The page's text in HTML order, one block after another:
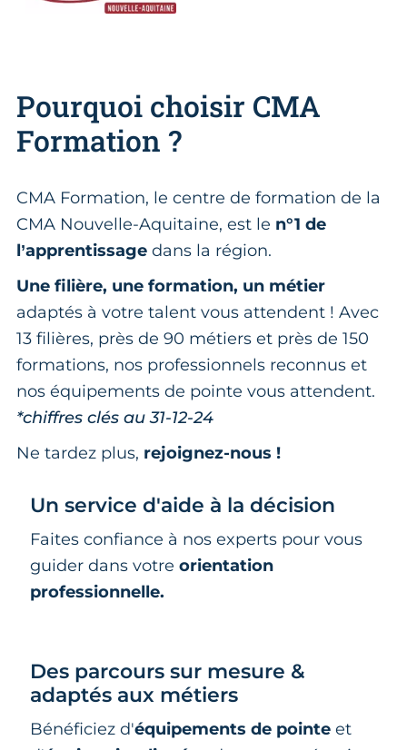
Pourquoi choisir CMA
Formation ?
CMA Formation, le centre de formation de la
CMA Nouvelle-Aquitaine, est le n°1 de
l’apprentissage dans la région.
Une filière, une formation, un métier
adaptés à votre talent vous attendent ! Avec
13 filières, près de 90 métiers et près de 150
formations, nos professionnels reconnus et
nos équipements de pointe vous attendent.
*chiffres clés au 31-12-24
Ne tardez plus, rejoignez-nous !
Un service d'aide à la décision
Faites confiance à nos experts pour vous
guider dans votre orientation
professionnelle.
Des parcours sur mesure &
adaptés aux métiers
Bénéficiez d'équipements de pointe et